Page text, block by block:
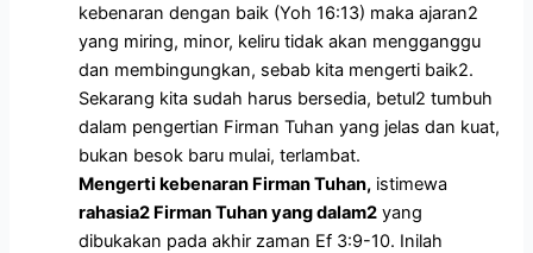
kebenaran dengan baik (Yoh 16:13) maka ajaran2
yang miring, minor, keliru tidak akan mengganggu
dan membingungkan, sebab kita mengerti baik2.
Sekarang kita sudah harus bersedia, betul2 tumbuh
dalam pengertian Firman Tuhan yang jelas dan kuat,
bukan besok baru mulai, terlambat.
Mengerti kebenaran Firman Tuhan, istimewa
rahasia2 Firman Tuhan yang dalam2 yang
dibukakan pada akhir zaman Ef 3:9-10. Inilah